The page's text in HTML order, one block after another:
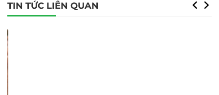
TIN TỨC LIÊN QUAN